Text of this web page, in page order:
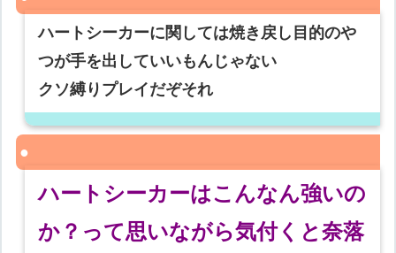
ハートシーカーに関しては焼き戻し目的のや
つが手を出していいもんじゃない
クソ縛りプレイだぞそれ
ハートシーカーはこんなん強いの
か？って思いながら気付くと奈落